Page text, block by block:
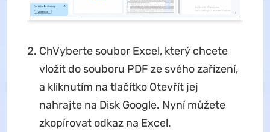
ChVyberte soubor Excel, který chcete
vložit do souboru PDF ze svého zařízení,
a kliknutím na tlačítko Otevřít jej
nahrajte na Disk Google. Nyní můžete
zkopírovat odkaz na Excel.